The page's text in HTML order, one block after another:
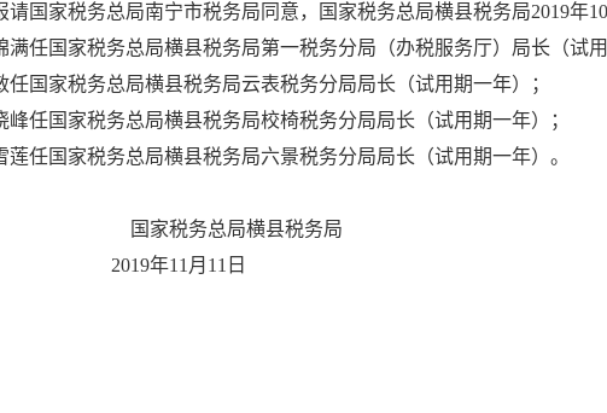
请国家税务总局南宁市税务局同意，国家税务总局横县税务局2019年10
满任国家税务总局横县税务局第一税务分局（办税服务厅）局长（试用
任国家税务总局横县税务局云表税务分局局长（试用期一年）；
峰任国家税务总局横县税务局校椅税务分局局长（试用期一年）；
莲任国家税务总局横县税务局六景税务分局局长（试用期一年）。
国家税务总局横县税务局
2019年11月11日